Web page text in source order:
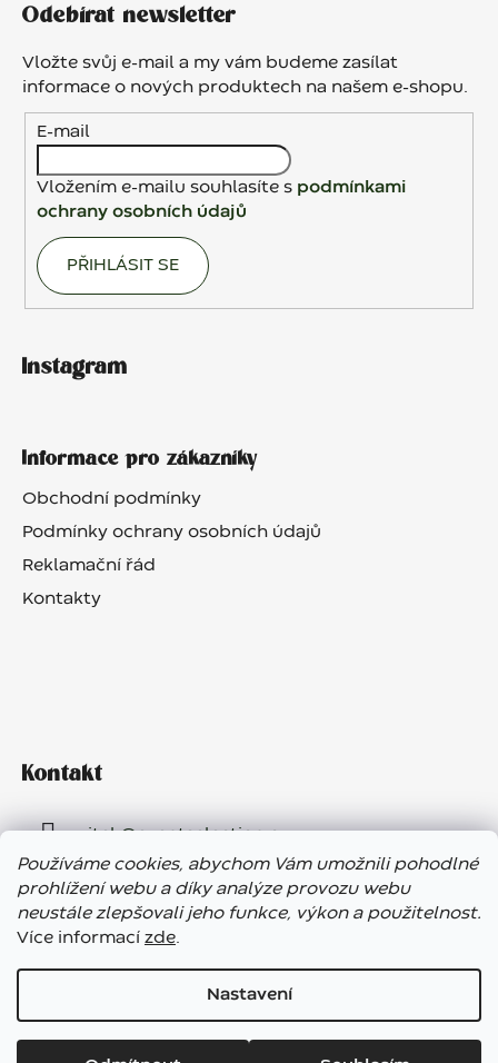
Používáme cookies, abychom Vám umožnili pohodlné
prohlížení webu a díky analýze provozu webu
neustále zlepšovali jeho funkce, výkon a použitelnost.
Více informací zde.
Nastavení
Vážení zákazníci, ve dnech 7. – 13. 8. bude náš showroom
Odebírat newsletter
Vložte svůj e-mail a my vám budeme zasílat
informace o nových produktech na našem e-shopu.
E-mail
Vložením e-mailu souhlasíte s podmínkami
ochrany osobních údajů
PŘIHLÁSIT SE
Instagram
Informace pro zákazníky
Obchodní podmínky
Podmínky ochrany osobních údajů
Reklamační řád
Kontakty
Kontakt
vitek@eventselection.cz
+420 602 410 657
Vytvořil Shoptet